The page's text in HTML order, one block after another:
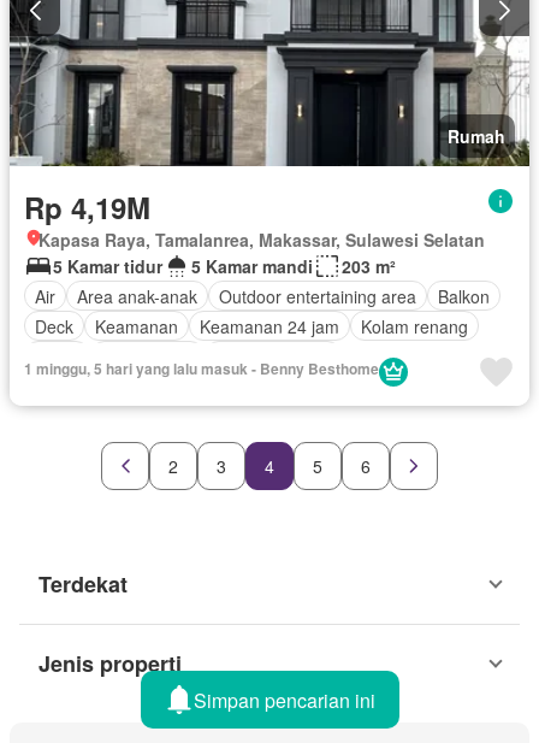
Rumah
Rp 4,19M
Kapasa Raya, Tamalanrea, Makassar, Sulawesi Selatan
5 Kamar tidur
5 Kamar mandi
203 m²
Air
Area anak-anak Outdoor entertaining area
Balkon
Deck
Keamanan Keamanan 24 jam
Kolam renang
Pemandangan panorama
Rumah jaga
Teras
Tanpa perabotan
1 minggu, 5 hari yang lalu masuk - Benny Besthome
2 3 4 5 6
Terdekat
Jenis properti
Simpan pencarian ini